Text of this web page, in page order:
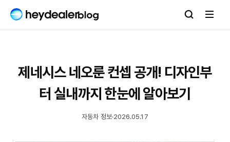
제네시스 네오룬 컨셉 공개! 디자인부
터 실내까지 한눈에 알아보기
자동차 정보·2026.05.17